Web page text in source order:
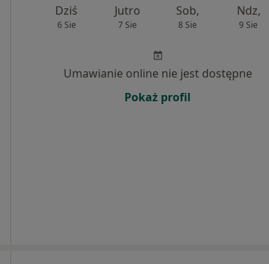
Dziś
6 Sie
Jutro
7 Sie
Sob,
8 Sie
Ndz,
9 Sie
Umawianie online nie jest dostępne
Pokaż profil